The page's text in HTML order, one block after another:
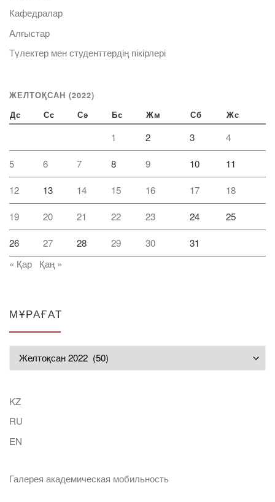
Кафедралар
Алғыстар
Түлектер мен студенттердің пікірлері
ЖЕЛТОҚСАН (2022)
Дс Сс Сә Бс Жм Сб Жс
1 2 3 4
5 6 7 8 9 10 11
12 13 14 15 16 17 18
19 20 21 22 23 24 25
26 27 28 29 30
31
« Қар
Қаң »
МҰРАҒАТ
KZ
RU
EN
Галерея академическая мобильность